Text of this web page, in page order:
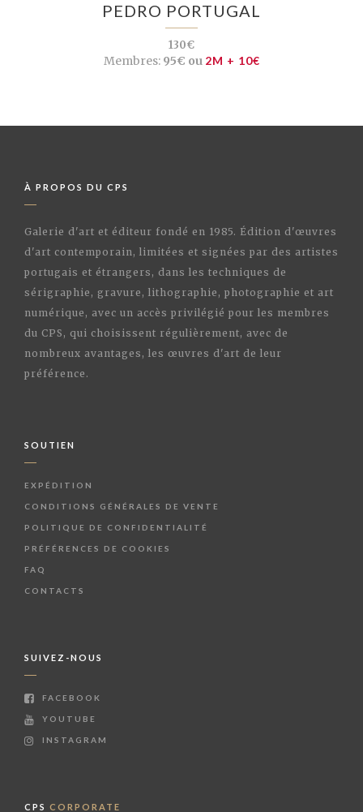
PEDRO PORTUGAL
130€
Membres:95€ ou 2M + 10€
À PROPOS DU CPS
Galerie d'art et éditeur fondé en 1985. Édition d'œuvres
d'art contemporain, limitées et signées par des artistes
portugais et étrangers, dans les techniques de
sérigraphie, gravure, lithographie, photographie et art
numérique, avec un accès privilégié pour les membres
du CPS, qui choisissent régulièrement, avec de
nombreux avantages, les œuvres d'art de leur
préférence.
SOUTIEN
EXPÉDITION
CONDITIONS GÉNÉRALES DE VENTE
POLITIQUE DE CONFIDENTIALITÉ
PRÉFÉRENCES DE COOKIES
FAQ
CONTACTS
SUIVEZ-NOUS
FACEBOOK
YOUTUBE
INSTAGRAM
CPS CORPORATE